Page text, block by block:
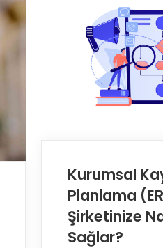
Kurumsal
Planlama
Şirketinize
Sağlar?